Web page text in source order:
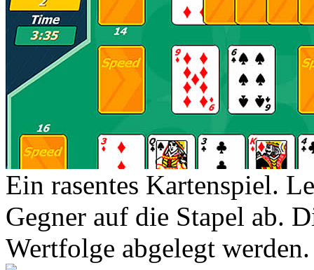
Ein rasentes Kartenspiel.
Gegner auf die Stapel ab.
Wertfolge abgelegt werden.